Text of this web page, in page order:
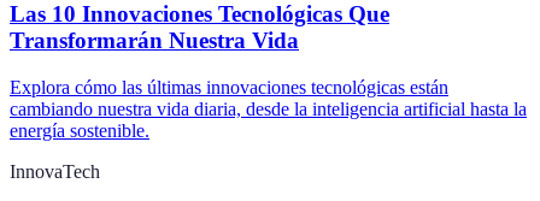
Las 10 Innovaciones Tecnológicas Que
Transformarán Nuestra Vida
Explora cómo las últimas innovaciones tecnológicas están
cambiando nuestra vida diaria, desde la inteligencia artificial hasta la
energía sostenible.
InnovaTech